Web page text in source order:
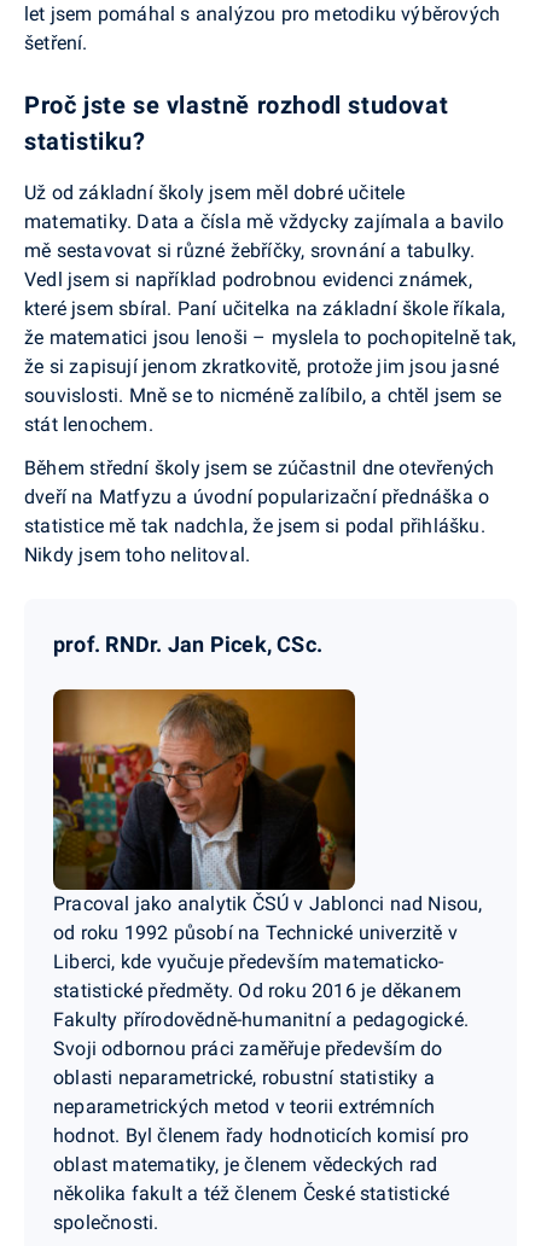
let jsem pomáhal s analýzou pro metodiku výběrových
šetření.
Proč jste se vlastně rozhodl studovat
statistiku?
Už od základní školy jsem měl dobré učitele
matematiky. Data a čísla mě vždycky zajímala a bavilo
mě sestavovat si různé žebříčky, srovnání a tabulky.
Vedl jsem si například podrobnou evidenci známek,
které jsem sbíral. Paní učitelka na základní škole říkala,
že matematici jsou lenoši – myslela to pochopitelně tak,
že si zapisují jenom zkratkovitě, protože jim jsou jasné
souvislosti. Mně se to nicméně zalíbilo, a chtěl jsem se
stát lenochem.
Během střední školy jsem se zúčastnil dne otevřených
dveří na Matfyzu a úvodní popularizační přednáška o
statistice mě tak nadchla, že jsem si podal přihlášku.
Nikdy jsem toho nelitoval.
prof. RNDr. Jan Picek, CSc.
Pracoval jako analytik ČSÚ v Jablonci nad Nisou,
od roku 1992 působí na Technické univerzitě v
Liberci, kde vyučuje především matematicko-
statistické předměty. Od roku 2016 je děkanem
Fakulty přírodovědně-humanitní a pedagogické.
Svoji odbornou práci zaměřuje především do
oblasti neparametrické, robustní statistiky a
neparametrických metod v teorii extrémních
hodnot. Byl členem řady hodnoticích komisí pro
oblast matematiky, je členem vědeckých rad
několika fakult a též členem České statistické
společnosti.